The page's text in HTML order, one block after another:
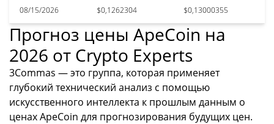
08/15/2026 $0,1262304 $0,13000355
Прогноз цены ApeCoin на
2026 от Crypto Experts
3Commas — это группа, которая применяет
глубокий технический анализ с помощью
искусственного интеллекта к прошлым данным о
ценах ApeCoin для прогнозирования будущих цен.